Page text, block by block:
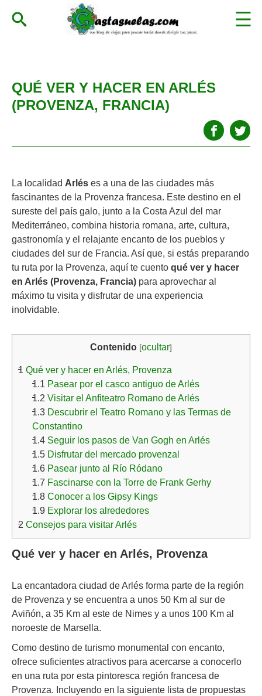
QUÉ VER Y HACER EN ARLÉS
(PROVENZA, FRANCIA)
La localidad Arlés es a una de las ciudades más
fascinantes de la Provenza francesa. Este destino en el
sureste del país galo, junto a la Costa Azul del mar
Mediterráneo, combina historia romana, arte, cultura,
gastronomía y el relajante encanto de los pueblos y
ciudades del sur de Francia. Así que, si estás preparando
tu ruta por la Provenza, aquí te cuento qué ver y hacer
en Arlés (Provenza, Francia) para aprovechar al
máximo tu visita y disfrutar de una experiencia
inolvidable.
Contenido [ocultar]
1 Qué ver y hacer en Arlés, Provenza
1.1 Pasear por el casco antiguo de Arlés
1.2 Visitar el Anfiteatro Romano de Arlés
1.3 Descubrir el Teatro Romano y las Termas de
Constantino
1.4 Seguir los pasos de Van Gogh en Arlés
1.5 Disfrutar del mercado provenzal
1.6 Pasear junto al Río Ródano
1.7 Fascinarse con la Torre de Frank Gerhy
1.8 Conocer a los Gipsy Kings
1.9 Explorar los alrededores
2 Consejos para visitar Arlés
Qué ver y hacer en Arlés, Provenza
La encantadora ciudad de Arlés forma parte de la región
de Provenza y se encuentra a unos 50 Km al sur de
Aviñón, a 35 Km al este de Nimes y a unos 100 Km al
noroeste de Marsella.
Como destino de turismo monumental con encanto,
ofrece suficientes atractivos para acercarse a conocerlo
en una ruta por esta pintoresca región francesa de
Provenza. Incluyendo en la siguiente lista de propuestas